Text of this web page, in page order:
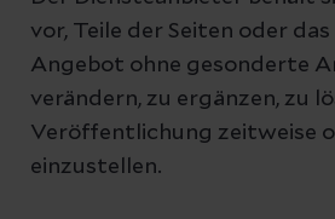
vor, Teile der Seiten oder
Angebot ohne gesonderte
verändern, zu ergänzen, zu
Veröffentlichung zeitweise
einzustellen.